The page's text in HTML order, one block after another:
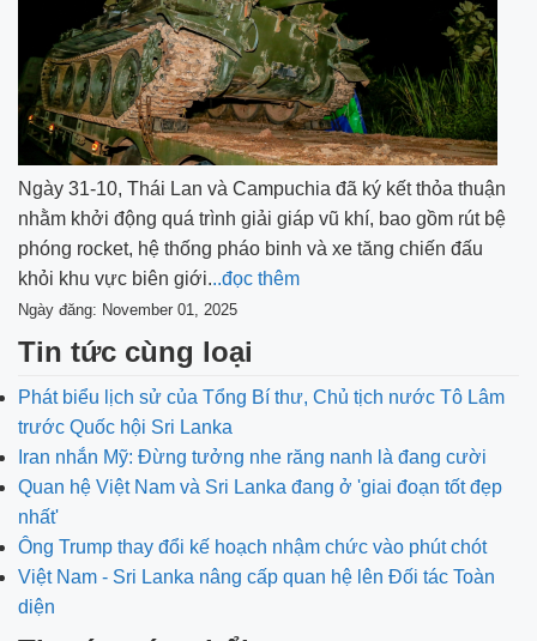
Ngày 31-10, Thái Lan và Campuchia đã ký kết thỏa thuận
nhằm khởi động quá trình giải giáp vũ khí, bao gồm rút bệ
phóng rocket, hệ thống pháo binh và xe tăng chiến đấu
khỏi khu vực biên giới...đọc thêm
Ngày đăng: November 01, 2025
Tin tức cùng loại
Phát biểu lịch sử của Tổng Bí thư, Chủ tịch nước Tô Lâm
trước Quốc hội Sri Lanka
Iran nhắn Mỹ: Đừng tưởng nhe răng nanh là đang cười
Quan hệ Việt Nam và Sri Lanka đang ở 'giai đoạn tốt đẹp
nhất'
Ông Trump thay đổi kế hoạch nhậm chức vào phút chót
Việt Nam - Sri Lanka nâng cấp quan hệ lên Đối tác Toàn
diện